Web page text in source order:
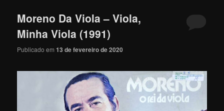
Moreno Da Viola – Viola,
Minha Viola (1991)
Publicado em13 de fevereiro de 2020